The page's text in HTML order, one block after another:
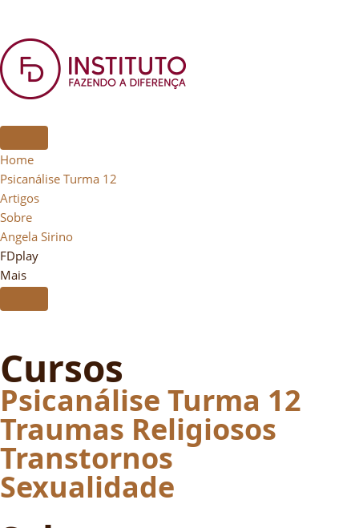
Home
Psicanálise Turma 12
Artigos
Sobre
Angela Sirino
FDplay
Mais
Cursos
Psicanálise Turma 12
Traumas Religiosos
Transtornos
Sexualidade